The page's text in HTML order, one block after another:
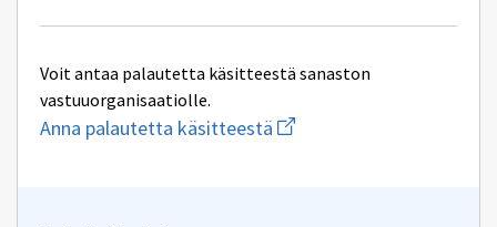
Voit antaa palautetta käsitteestä sanaston
vastuuorganisaatiolle.
Anna palautetta käsitteestä Aloita
uuden